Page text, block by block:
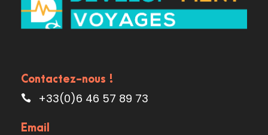
Contactez-nous !
+33(0)6 46 57 89 73
Email